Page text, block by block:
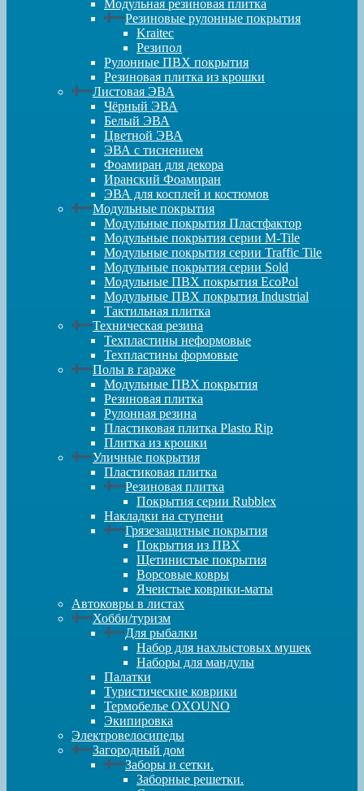
Модульная резиновая плитка
Резиновые рулонные покрытия
Kraitec
Резипол
Рулонные ПВХ покрытия
Резиновая плитка из крошки
Листовая ЭВА
Чёрный ЭВА
Белый ЭВА
Цветной ЭВА
ЭВА с тиснением
Фоамиран для декора
Иранский Фоамиран
ЭВА для косплей и костюмов
Модульные покрытия
Модульные покрытия Пластфактор
Модульные покрытия серии M-Tile
Модульные покрытия серии Traffic Tile
Модульные покрытия серии Sold
Модульные ПВХ покрытия EcoPol
Модульные ПВХ покрытия Industrial
Тактильная плитка
Техническая резина
Техпластины неформовые
Техпластины формовые
Полы в гараже
Модульные ПВХ покрытия
Резиновая плитка
Рулонная резина
Пластиковая плитка Plasto Rip
Плитка из крошки
Уличные покрытия
Пластиковая плитка
Резиновая плитка
Покрытия серии Rubblex
Накладки на ступени
Грязезащитные покрытия
Покрытия из ПВХ
Щетинистые покрытия
Ворсовые ковры
Ячеистые коврики-маты
Автоковры в листах
Хобби/туризм
Для рыбалки
Набор для нахлыстовых мушек
Наборы для мандулы
Палатки
Туристические коврики
Термобелье OXOUNO
Экипировка
Электровелосипеды
Загородный дом
Заборы и сетки.
Заборные решетки.